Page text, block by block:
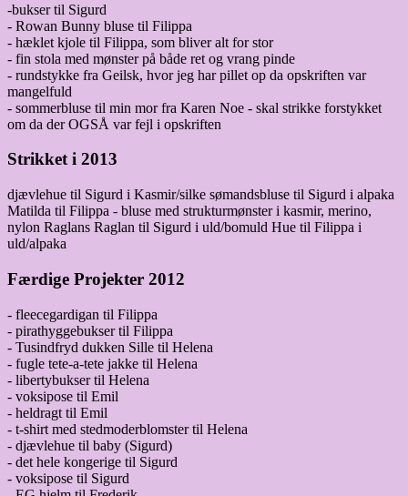
-bukser til Sigurd
- Rowan Bunny bluse til Filippa
- hæklet kjole til Filippa, som bliver alt for stor
- fin stola med mønster på både ret og vrang pinde
- rundstykke fra Geilsk, hvor jeg har pillet op da opskriften var
mangelfuld
- sommerbluse til min mor fra Karen Noe - skal strikke forstykket
om da der OGSÅ var fejl i opskriften
Strikket i 2013
djævlehue til Sigurd i Kasmir/silke sømandsbluse til Sigurd i alpaka
Matilda til Filippa - bluse med strukturmønster i kasmir, merino,
nylon Raglans Raglan til Sigurd i uld/bomuld Hue til Filippa i
uld/alpaka
Færdige Projekter 2012
- fleecegardigan til Filippa
- pirathyggebukser til Filippa
- Tusindfryd dukken Sille til Helena
- fugle tete-a-tete jakke til Helena
- libertybukser til Helena
- voksipose til Emil
- heldragt til Emil
- t-shirt med stedmoderblomster til Helena
- djævlehue til baby (Sigurd)
- det hele kongerige til Sigurd
- voksipose til Sigurd